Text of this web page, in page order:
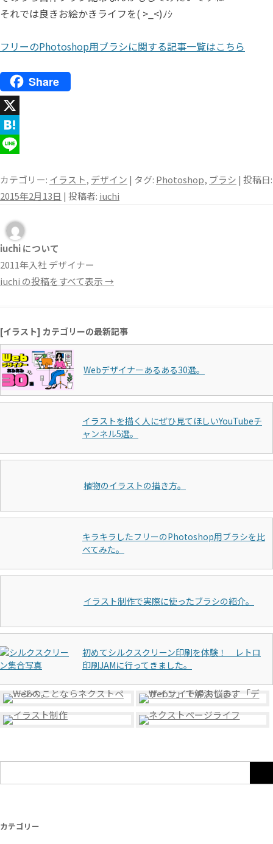
それでは良きお絵かきライフを( >_<)ﾉｼ
フリーのPhotoshop用ブラシに関する記事一覧はこちら
Share
X
H
t
e
a
i
n
カテゴリー: イラスト, デザイン | タグ: Photoshop, ブラシ | 投稿日:
2015年2月13日 | 投稿者: iuchi
iuchi について
2011年入社 デザイナー
iuchi の投稿をすべて表示→
[イラスト] カテゴリーの最新記事
Webデザイナーあるある30選。
イラストを描く人にぜひ見てほしいYouTubeチ
ャンネル5選。
植物のイラストの描き方。
キラキラしたフリーのPhotoshop用ブラシを比
べてみた。
イラスト制作で実際に使ったブラシの紹介。
初めてシルクスクリーン印刷を体験！ レトロ
印刷JAMに行ってきました。
索:
カテゴリー